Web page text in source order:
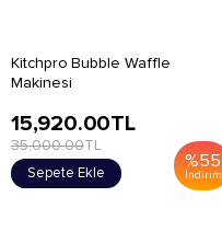
Kitchpro Bubble Waffle
Makinesi
%55
İndirim
15,920.00TL
35,000.00TL
Sepete Ekle